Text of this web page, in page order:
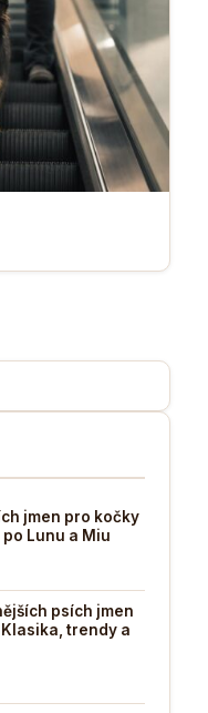
jmen pro kočky
Lunu a Miu
psích jmen
trendy a